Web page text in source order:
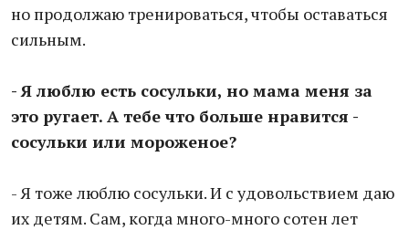
но продолжаю тренироваться, чтобы оставаться
сильным.
- Я люблю есть сосульки, но мама меня за
это ругает. А тебе что больше нравится -
сосульки или мороженое?
- Я тоже люблю сосульки. И с удовольствием даю
их детям. Сам, когда много-много сотен лет